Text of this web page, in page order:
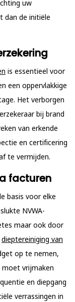
uw
dan de initiële
is essentieel voor
een oppervlakkige
Het verborgen
bij brand
van erkende
en certificering
te vermijden.
facturen
basis voor elke
NVWA-
maar ook door
dieptereiniging van
op te nemen,
vrijmaken
en diepgang
verrassingen in